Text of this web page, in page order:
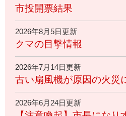
市投開票結果
2026年8月5日更新
クマの目撃情報
2026年7月14日更新
古い扇風機が原因の火災
2026年6月24日更新